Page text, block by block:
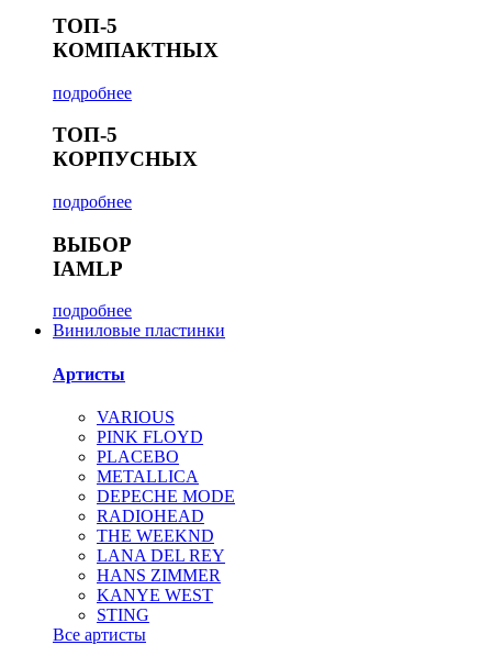
ТОП-5
КОМПАКТНЫХ
подробнее
ТОП-5
КОРПУСНЫХ
подробнее
ВЫБОР
IAMLP
подробнее
Виниловые пластинки
Артисты
VARIOUS
PINK FLOYD
PLACEBO
METALLICA
DEPECHE MODE
RADIOHEAD
THE WEEKND
LANA DEL REY
HANS ZIMMER
KANYE WEST
STING
Все артисты